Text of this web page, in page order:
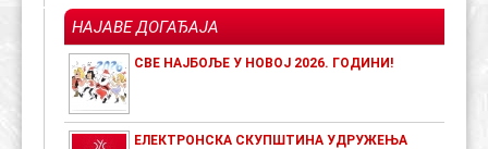
НАЈАВЕ ДОГАЂАЈА
СВЕ НАЈБОЉЕ У НОВОЈ 2026. ГОДИНИ!
ЕЛЕКТРОНСКА СКУПШТИНА УДРУЖЕЊА